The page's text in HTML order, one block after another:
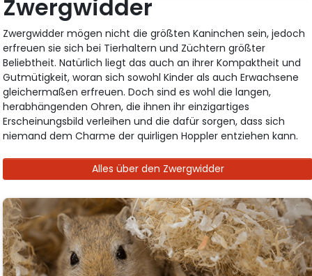
Zwergwidder
Zwergwidder mögen nicht die größten Kaninchen sein, jedoch
erfreuen sie sich bei Tierhaltern und Züchtern größter
Beliebtheit. Natürlich liegt das auch an ihrer Kompaktheit und
Gutmütigkeit, woran sich sowohl Kinder als auch Erwachsene
gleichermaßen erfreuen. Doch sind es wohl die langen,
herabhängenden Ohren, die ihnen ihr einzigartiges
Erscheinungsbild verleihen und die dafür sorgen, dass sich
niemand dem Charme der quirligen Hoppler entziehen kann.
Alles über den Zwergwidder